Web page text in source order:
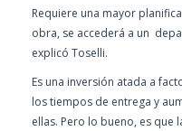
Requiere una mayor
obra, se accederá a un
explicó Toselli.
Es una inversión atada a
los tiempos de entrega y
ellas. Pero lo bueno, es que